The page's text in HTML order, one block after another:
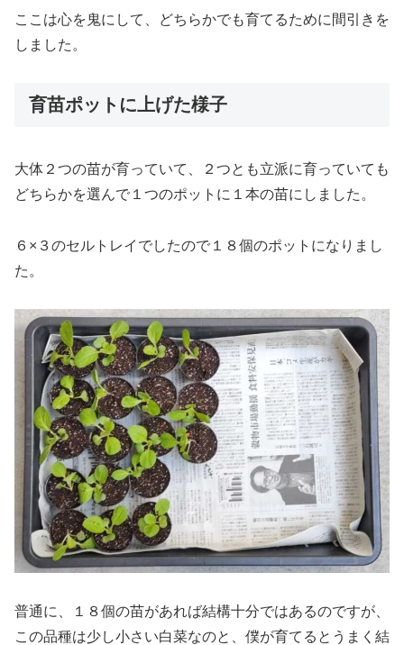
ここは心を鬼にして、どちらかでも育てるために間引きを
しました。
育苗ポットに上げた様子
大体２つの苗が育っていて、２つとも立派に育っていても
どちらかを選んで１つのポットに１本の苗にしました。
６×３のセルトレイでしたので１８個のポットになりまし
た。
普通に、１８個の苗があれば結構十分ではあるのですが、
この品種は少し小さい白菜なのと、僕が育てるとうまく結